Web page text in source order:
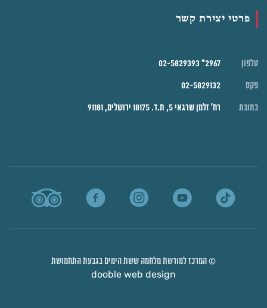
פרטי יצירת קשר
טלפון
פקס
כתובת
רח' זלמן שרגאי 5, ת.ד. 18175 ירושלים, 91181
© המרכז למורשת מלחמה ששת הימים בגבעת התחמושת
dooble web design